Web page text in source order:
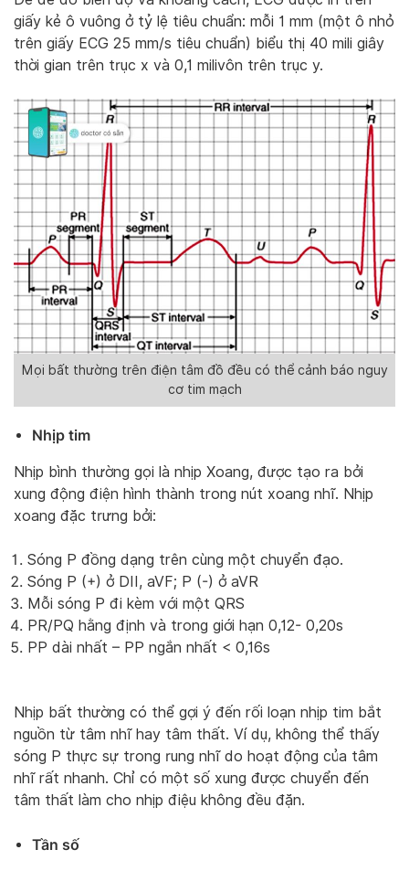
giấy kẻ ô vuông ở tỷ lệ tiêu chuẩn: mỗi 1 mm (một ô nhỏ
trên giấy ECG 25 mm/s tiêu chuẩn) biểu thị 40 mili giây
thời gian trên trục x và 0,1 milivôn trên trục y.
Mọi bất thường trên điện tâm đồ đều có thể cảnh báo nguy
cơ tim mạch
Nhịp tim
Nhịp bình thường gọi là nhịp Xoang, được tạo ra bởi
xung động điện hình thành trong nút xoang nhĩ. Nhịp
xoang đặc trưng bởi:
Sóng P đồng dạng trên cùng một chuyển đạo.
Sóng P (+) ở DII, aVF; P (-) ở aVR
Mỗi sóng P đi kèm với một QRS
PR/PQ hằng định và trong giới hạn 0,12- 0,20s
PP dài nhất – PP ngắn nhất < 0,16s
Nhịp bất thường có thể gợi ý đến rối loạn nhịp tim bắt
nguồn từ tâm nhĩ hay tâm thất. Ví dụ, không thể thấy
sóng P thực sự trong rung nhĩ do hoạt động của tâm
nhĩ rất nhanh. Chỉ có một số xung được chuyển đến
tâm thất làm cho nhịp điệu không đều đặn.
Tần số